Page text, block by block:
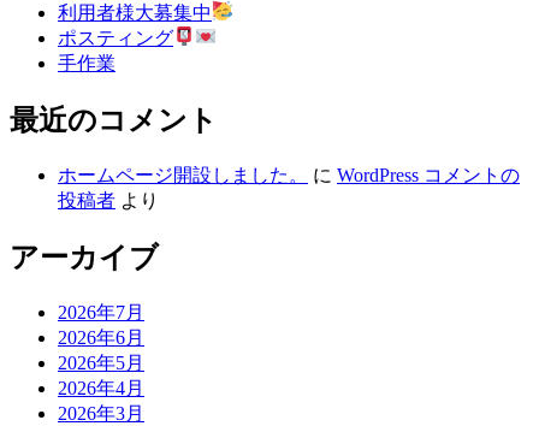
利用者様大募集中
ポスティング
手作業
最近のコメント
ホームページ開設しました。 に WordPress コメントの
投稿者 より
アーカイブ
2026年7月
2026年6月
2026年5月
2026年4月
2026年3月